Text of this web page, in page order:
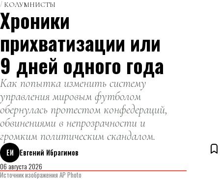
КОЛУМНИСТЫ
Хроники
прихватизации или
9 дней одного года
Как попытка изменить систему
управления мировым футболом
обернулась протестом конфедераций,
обвинениями в непрозрачности и
громким политическим скандалом.
ЕИ
Евгений Ибрагимов
06 августа 2026
Источник изображения AP Photo